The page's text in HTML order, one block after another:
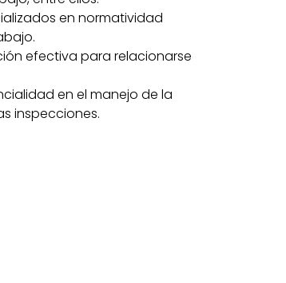
en normatividad
efectiva para relacionarse
en el manejo de la
inspecciones.